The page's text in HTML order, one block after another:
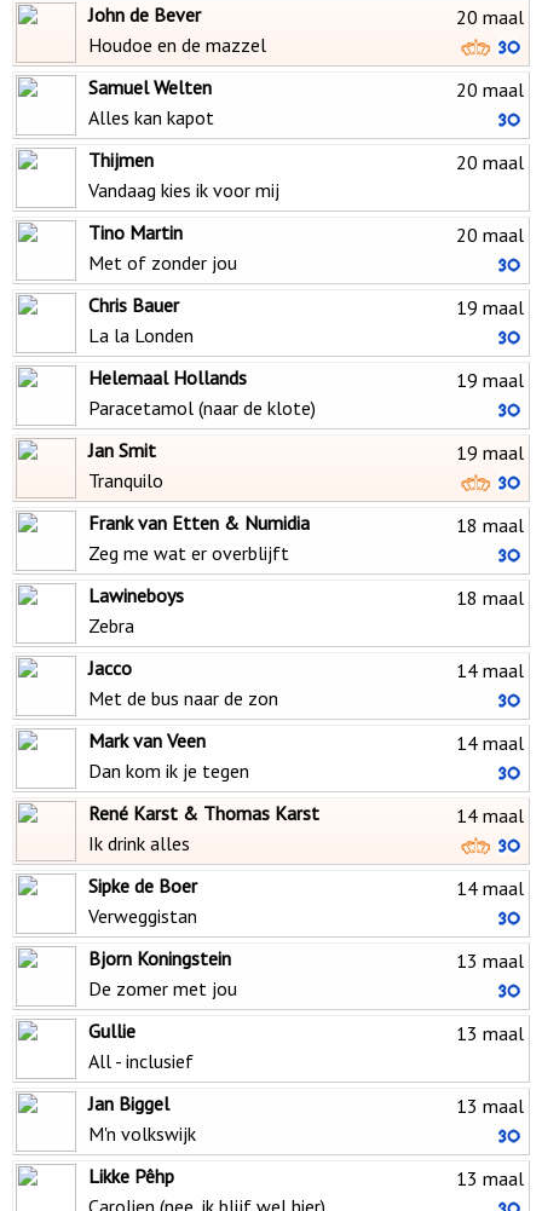
20 maal
John de Bever
Houdoe en de mazzel
20 maal
Samuel Welten
Alles kan kapot
20 maal
Thijmen
Vandaag kies ik voor mij
20 maal
Tino Martin
Met of zonder jou
19 maal
Chris Bauer
La la Londen
19 maal
Helemaal Hollands
Paracetamol (naar de klote)
19 maal
Jan Smit
Tranquilo
18 maal
Frank van Etten & Numidia
Zeg me wat er overblijft
18 maal
Lawineboys
Zebra
14 maal
Jacco
Met de bus naar de zon
14 maal
Mark van Veen
Dan kom ik je tegen
14 maal
René Karst & Thomas Karst
Ik drink alles
14 maal
Sipke de Boer
Verweggistan
13 maal
Bjorn Koningstein
De zomer met jou
13 maal
Gullie
All - inclusief
13 maal
Jan Biggel
M'n volkswijk
13 maal
Likke Pêhp
Carolien (nee, ik blijf wel hier)